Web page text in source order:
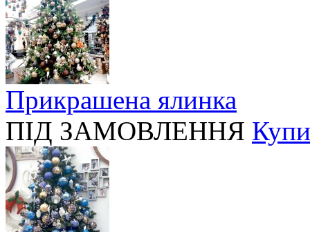
Прикрашена ялинка
ПІД ЗАМОВЛЕННЯ